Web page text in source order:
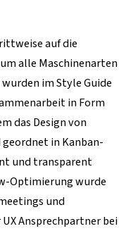
auf die
alle Maschinenarten
im Style Guide
in Form
das Design von
in Kanban-
und transparent
Optimierung wurde
und
Ansprechpartner bei